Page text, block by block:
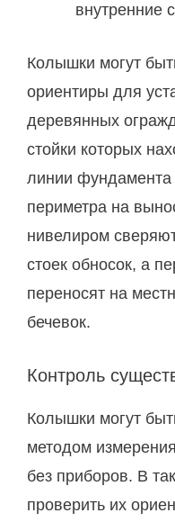
внутренние
Колышки могут
ориентиры для
деревянных
стойки которых
линии фундамента
периметра на
нивелиром
стоек обносок, а
переносят на
бечевок.
Контроль
Колышки могут
методом
без приборов. В
проверить их